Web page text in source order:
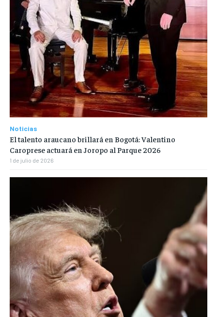
Noticias
El talento araucano brillará en Bogotá: Valentino
Caroprese actuará en Joropo al Parque 2026
1 de julio de 2026